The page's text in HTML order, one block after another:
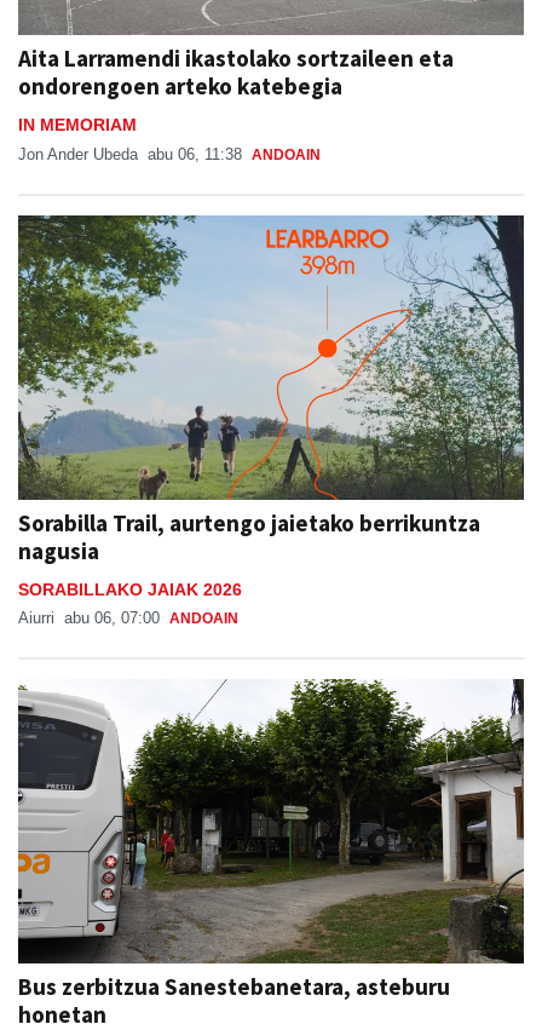
Aita Larramendi ikastolako sortzaileen eta
ondorengoen arteko katebegia
IN MEMORIAM
Jon Ander Ubeda abu 06, 11:38 ANDOAIN
Sorabilla Trail, aurtengo jaietako berrikuntza
nagusia
SORABILLAKO JAIAK 2026
Aiurri abu 06, 07:00 ANDOAIN
Bus zerbitzua Sanestebanetara, asteburu
honetan